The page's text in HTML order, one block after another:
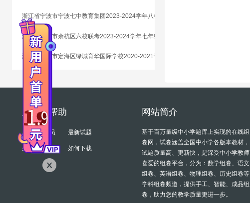
服务与帮助
成为VIP会员 最新试题
如何组卷 如何下载
网站简介
基于百万量级中小学题库上实现的在线组
卷网，试卷涵盖全国中小学各版本教材，
试题质量高、更新快，是深受中小学教师
喜爱的组卷平台，分为：数学组卷、语文
组卷、英语组卷、物理组卷、历史组卷等
学科组卷频道，提供手工、智能、成品组
卷，助力您的教学质量更进一步。